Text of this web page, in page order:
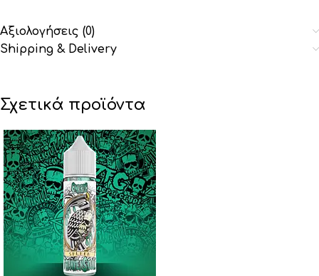
Αξιολογήσεις (0)
Shipping & Delivery
Σχετικά προϊόντα